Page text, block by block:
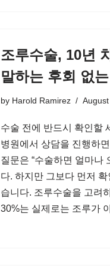
조루수술, 10년
말하는 후회 없
by Harold Ramirez
수술 전에 반드시 확인할
병원에서 상담을 진행하
질문은 “수술하면 얼마나
다. 하지만 그보다 먼저
습니다. 조루수술을 고려
30%는 실제로는 조루가